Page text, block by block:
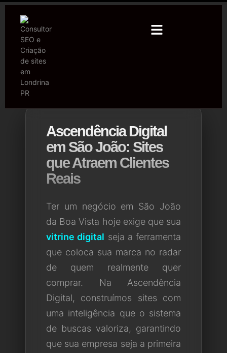
Ascendência Digital
em São João: Sites
que Atraem Clientes
Reais
Ter um negócio em São João
da Boa Vista hoje exige que sua
vitrine digital seja a ferramenta
que coloca sua marca no radar
de quem realmente quer
comprar. Na Ascendência
Digital, construímos sites com
uma inteligência que o sistema
de buscas valoriza, garantindo
que sua empresa seja a primeira